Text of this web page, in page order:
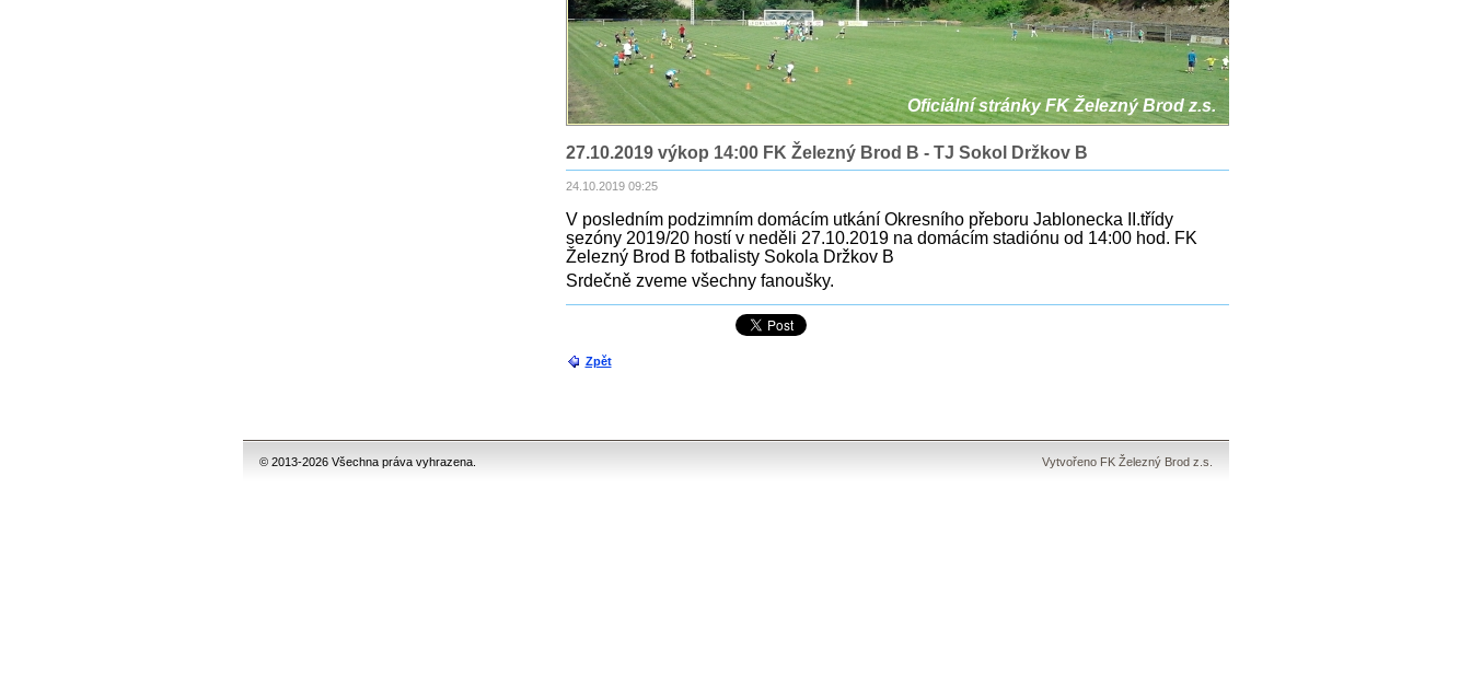
Oficiální stránky FK Železný Brod z.s.
27.10.2019 výkop 14:00 FK Železný Brod B - TJ Sokol Držkov B
24.10.2019 09:25
V posledním podzimním domácím utkání Okresního přeboru Jablonecka II.třídy
sezóny 2019/20hostí v neděli 27.10.2019 na domácím stadiónu od 14:00 hod. FK
Železný Brod B fotbalisty Sokola Držkov B
Srdečně zveme všechny fanoušky.
Zpět
© 2013-2026 Všechna práva vyhrazena. Vytvořeno FK Železný Brod z.s.